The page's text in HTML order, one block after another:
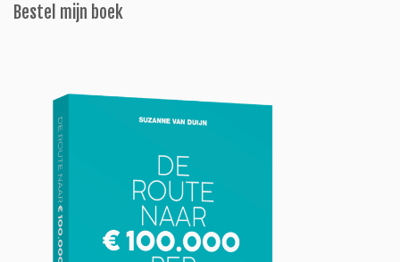
Bestel mijn boek